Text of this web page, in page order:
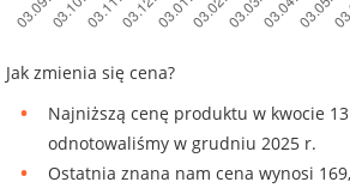
Jak zmienia się cena?
Najniższą cenę produktu w kwocie
odnotowaliśmy w grudniu 2025 r.
Ostatnia znana nam cena wynosi